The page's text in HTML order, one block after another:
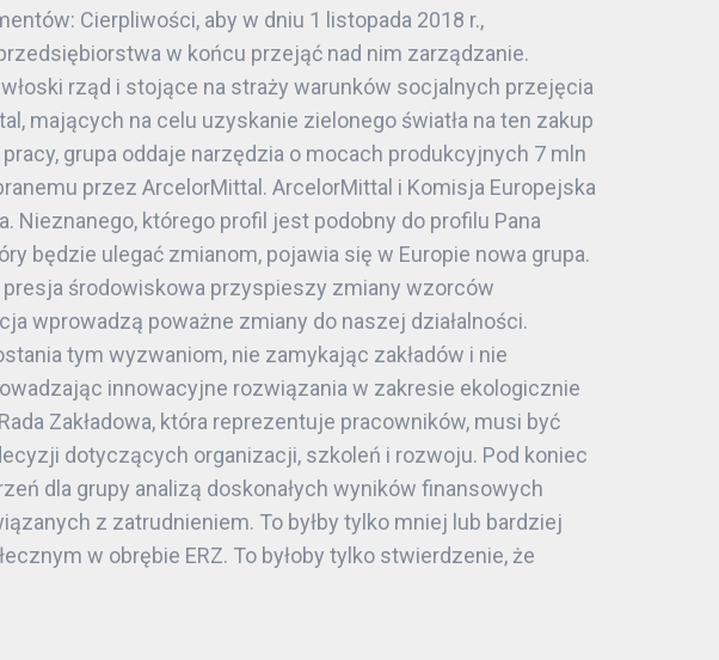
Cierpliwości, aby w dniu 1 listopada 2018 r.,
w końcu przejąć nad nim zarządzanie.
rząd i stojące na straży warunków socjalnych przejęcia
mających na celu uzyskanie zielonego światła na ten zakup
grupa oddaje narzędzia o mocach produkcyjnych 7 mln
przez ArcelorMittal. ArcelorMittal i Komisja Europejska
którego profil jest podobny do profilu Pana
będzie ulegać zmianom, pojawia się w Europie nowa grupa.
środowiskowa przyspieszy zmiany wzorców
wprowadzą poważne zmiany do naszej działalności.
tym wyzwaniom, nie zamykając zakładów i nie
innowacyjne rozwiązania w zakresie ekologicznie
Zakładowa, która reprezentuje pracowników, musi być
dotyczących organizacji, szkoleń i rozwoju. Pod koniec
dla grupy analizą doskonałych wyników finansowych
z zatrudnieniem. To byłby tylko mniej lub bardziej
w obrębie ERZ. To byłoby tylko stwierdzenie, że